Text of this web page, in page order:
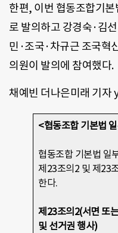
한편, 이번 협동조합기
로 발의하고 강경숙·김
민·조국·차규근 조국혁
의원이 발의에 참여했다.
채예빈 더나은미래 기
<협동조합 기본법
협동조합 기본법 일
제23조의2 및 제23
한다.
제23조의2(서면 또
및 선거권 행사)